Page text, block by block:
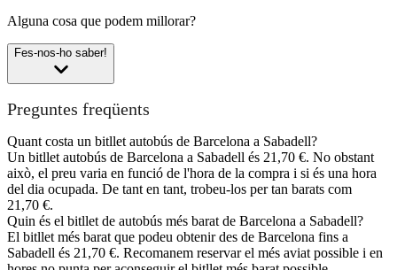
Alguna cosa que podem millorar?
Fes-nos-ho saber!
Preguntes freqüents
Quant costa un bitllet autobús de Barcelona a Sabadell?
Un bitllet autobús de Barcelona a Sabadell és 21,70 €. No obstant
això, el preu varia en funció de l'hora de la compra i si és una hora
del dia ocupada. De tant en tant, trobeu-los per tan barats com
21,70 €.
Quin és el bitllet de autobús més barat de Barcelona a Sabadell?
El bitllet més barat que podeu obtenir des de Barcelona fins a
Sabadell és 21,70 €. Recomanem reservar el més aviat possible i en